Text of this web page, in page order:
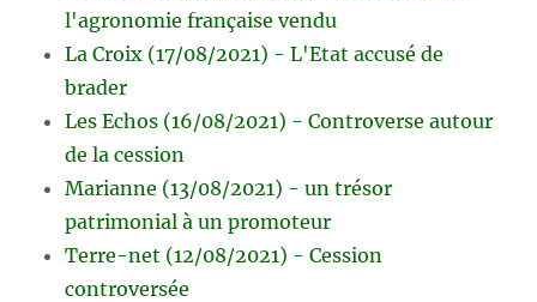
l'agronomie française vendu
La Croix (17/08/2021) - L'Etat accusé de
brader
Les Echos (16/08/2021) - Controverse autour
de la cession
Marianne (13/08/2021) - un trésor
patrimonial à un promoteur
Terre-net (12/08/2021) - Cession
controversée